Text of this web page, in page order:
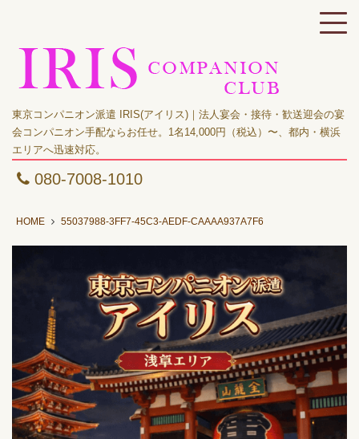
東京コンパニオン派遣 IRIS(アイリス)｜法人宴会・接待・歓送迎会の宴
会コンパニオン手配ならお任せ。1名14,000円（税込）〜、都内・横浜
エリアへ迅速対応。
080-7008-1010
HOME 55037988-3FF7-45C3-AEDF-CAAAA937A7F6